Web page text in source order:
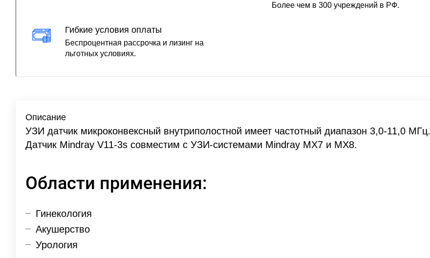
Более чем в 300 учреждений в РФ.
Гибкие условия оплаты
Беспроцентная рассрочка и лизинг на
льготных условиях.
Описание
УЗИ датчик микроконвексный внутриполостной имеет частотный диапазон 3,0-11,0 МГц.
Датчик Mindray V11-3s совместим с УЗИ-системами Mindray MX7 и MX8.
Области применения:
Гинекология
Акушерство
Урология